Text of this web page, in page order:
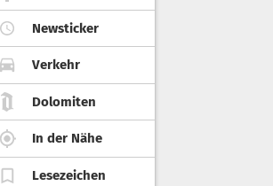
Newsticker
Verkehr
Dolomiten
In der Nähe
Lesezeichen